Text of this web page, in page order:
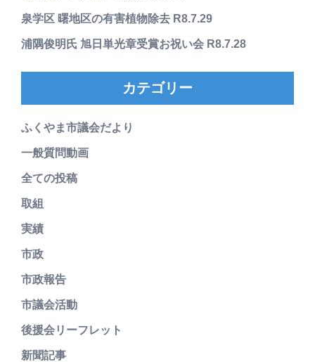
泉学区 曙地区の有害植物除去 R8.7.29
浦隅俊明氏 旭日単光章受賞お祝い会 R8.7.28
カテゴリー
ふくやま市議会だより
一般質問動画
全ての投稿
取組
実績
市政
市政報告
市議会活動
後援会リーフレット
新聞記事